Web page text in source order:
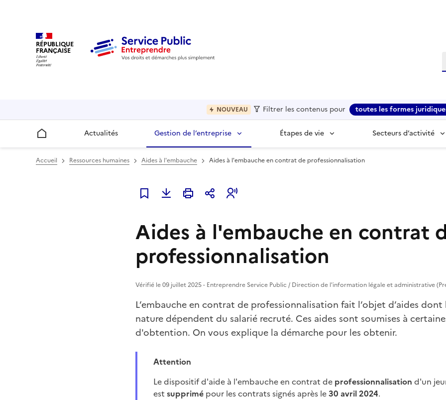
RÉPUBLIQUE
FRANÇAISE
NOUVEAU Filtrer les contenus pour toutes les formes
Accueil Actualités Gestion de l’entreprise Étapes de vie Secteurs d’activité
Accueil Ressources humaines Aides à l'embauche Aides à l'embauche en contrat de professionnalisation
Ajouter à mes favoris
Aides à l'embauche en contrat
professionnalisation
Vérifié le 09 juillet 2025 - Entreprendre Service Public / Direction de l'information légale et administrative
L’embauche en contrat de professionnalisation fait l’objet d’aides
nature dépendent du salarié recruté. Ces aides sont soumises à
d'obtention. On vous explique la démarche pour les obtenir.
Attention
Le dispositif d'aide à l'embauche en contrat de professionnalisation d'un
est supprimé pour les contrats signés après le30 avril 2024.